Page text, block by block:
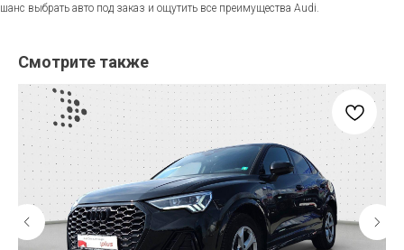
шанс выбрать авто под заказ и ощутить все преимущества Audi.
Смотрите также